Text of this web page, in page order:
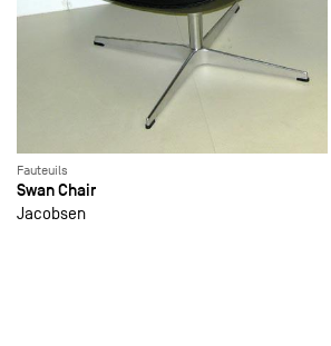
Fauteuils
Swan Chair
Jacobsen